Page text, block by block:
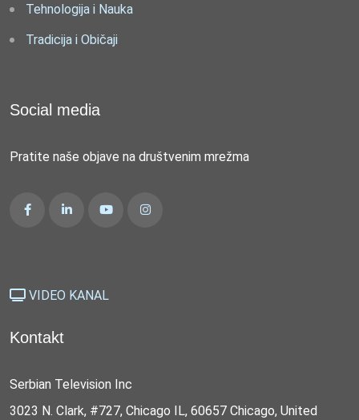
Tehnologija i Nauka
Tradicija i Običaji
Social media
Pratite naše objave na društvenim mrežma
VIDEO KANAL
Kontakt
Serbian Television Inc
3023 N. Clark, #727, Chicago IL, 60657 Chicago, United